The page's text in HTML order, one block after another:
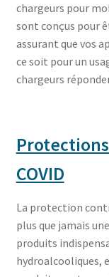
chargeurs pour
sont conçus pour
assurant que vos
ce soit pour un
chargeurs
COVID
La protection
plus que jamais
produits
hydroalcooliques,